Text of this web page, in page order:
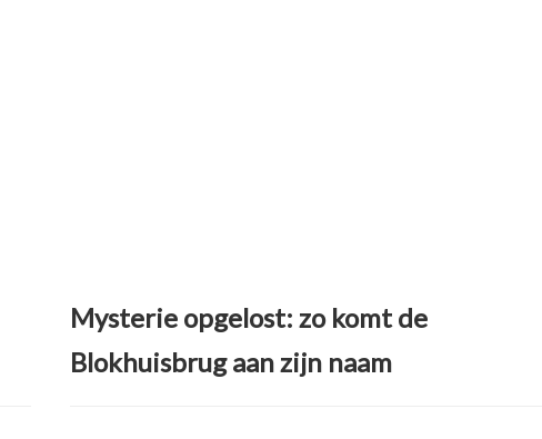
Mysterie opgelost: zo komt de
Blokhuisbrug aan zijn naam